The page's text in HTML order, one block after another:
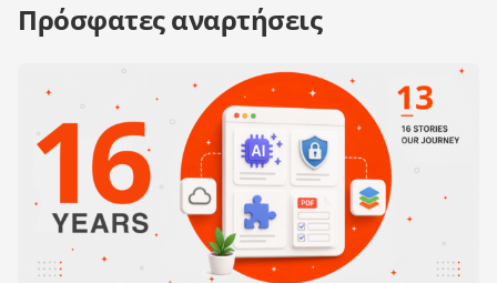
Πρόσφατες αναρτήσεις